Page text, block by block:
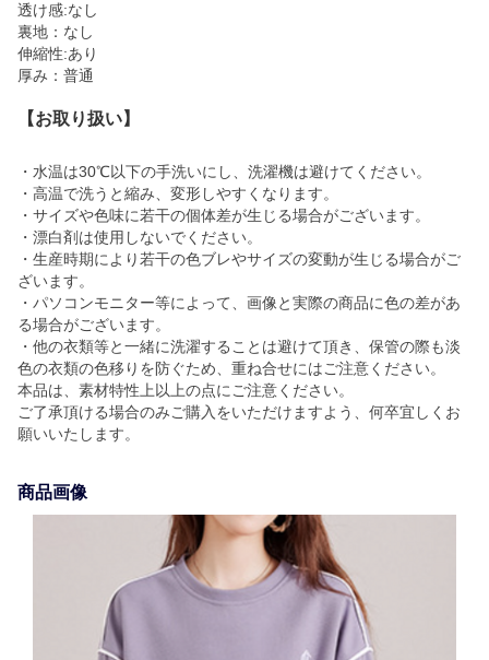
透け感:なし
裏地：なし
伸縮性:あり
厚み：普通
【お取り扱い】
・水温は30℃以下の手洗いにし、洗濯機は避けてください。
・高温で洗うと縮み、変形しやすくなります。
・サイズや色味に若干の個体差が生じる場合がございます。
・漂白剤は使用しないでください。
・生産時期により若干の色ブレやサイズの変動が生じる場合がご
ざいます。
・パソコンモニター等によって、画像と実際の商品に色の差があ
る場合がございます。
・他の衣類等と一緒に洗濯することは避けて頂き、保管の際も淡
色の衣類の色移りを防ぐため、重ね合せにはご注意ください。
本品は、素材特性上以上の点にご注意ください。
ご了承頂ける場合のみご購入をいただけますよう、何卒宜しくお
願いいたします。
商品画像